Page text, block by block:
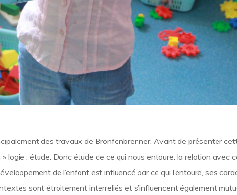
des travaux de Bronfenbrenner. Avant de présenter
logie : étude. Donc étude de ce qui nous entoure, la relation avec
de l’enfant est influencé par ce qui l’entoure, ses
sont étroitement interreliés et s’influencent également